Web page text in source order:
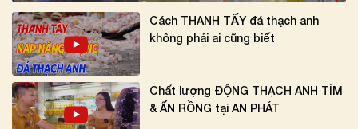
Cách THANH TẨY đá thạch anh
không phải ai cũng biết
Chất lượng ĐỘNG THẠCH ANH TÍM
& ẤN RỒNG tại AN PHÁT